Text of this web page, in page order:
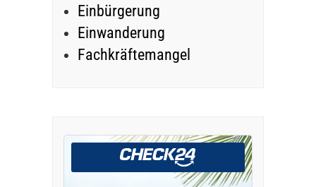
Einbürgerung
Einwanderung
Fachkräftemangel